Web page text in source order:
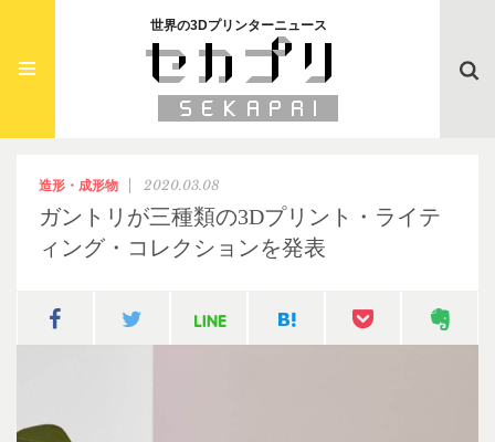
世界の3Dプリンターニュース
造形・成形物 2020.03.08
ガントリが三種類の3Dプリント・ライテ
ィング・コレクションを発表